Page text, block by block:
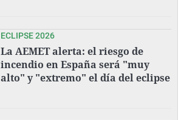
ECLIPSE 2026
La AEMET alerta: el riesgo de
incendio en España será "muy
alto" y "extremo" el día del eclipse